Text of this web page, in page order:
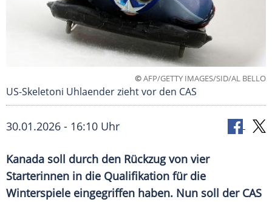
©AFP/GETTY IMAGES/SID/AL BELLO
US-Skeletoni Uhlaender zieht vor den CAS
30.01.2026 - 16:10 Uhr
Kanada soll durch den Rückzug von vier
Starterinnen in die Qualifikation für die
Winterspiele eingegriffen haben. Nun soll der CAS